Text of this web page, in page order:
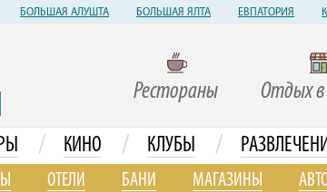
БОЛЬШАЯ АЛУШТА БОЛЬШАЯ ЯЛТА ЕВПАТОРИЯ
Рестораны Отдых
/ КИНО / КЛУБЫ /
ОТЕЛИ БАНИ МАГАЗИНЫ